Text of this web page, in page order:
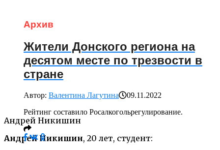
Андрей Никишин
Андрей Никишин, 20 лет, студент:
Архив
Жители Донского региона на
десятом месте по трезвости в
стране
Автор: Валентина Лагутина
09.11.2022
Рейтинг составило Росалкогольрегулирование.